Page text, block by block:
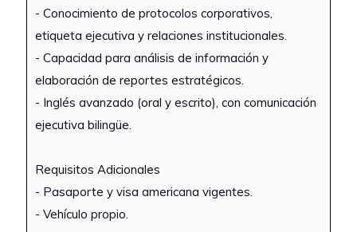
- Conocimiento de protocolos corporativos,
etiqueta ejecutiva y relaciones institucionales.
- Capacidad para análisis de información y
elaboración de reportes estratégicos.
- Inglés avanzado (oral y escrito), con comunicación
ejecutiva bilingüe.
Requisitos Adicionales
- Pasaporte y visa americana vigentes.
- Vehículo propio.